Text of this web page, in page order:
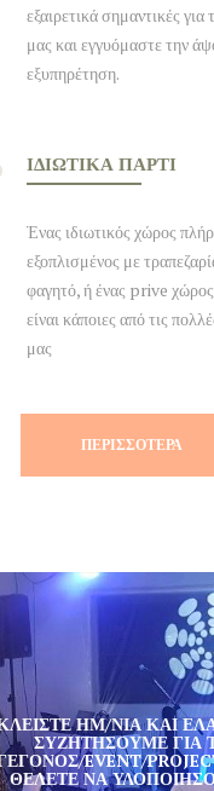
εξαιρετικά σημαντικές για
μας και εγγυόμαστε την
εξυπηρέτηση.
ΙΔΙΩΤΙΚΆ ΠΆΡΤΙ
Ένας ιδιωτικός χώρος
εξοπλισμένος με
φαγητό, ή ένας prive
είναι κάποιες από τις
μας
ΠΕΡΙΣΣΌΤΕΡΑ
ΗΜ/ΝΊΑ ΚΑΙ
ΣΥΖΗΤΉΣΟΥΜΕ ΓΙΑ
EVENT/
ΘΈΛΕΤΕ ΝΑ